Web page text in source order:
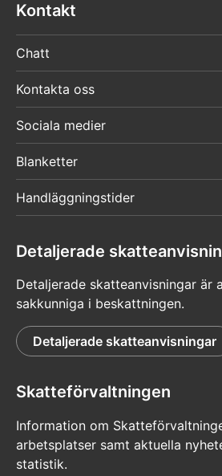
Kontakt
Chatt
Kontakta oss
Sociala medier
Blanketter
Handläggningstider
Detaljerade
Detaljerade skatteanvisningar är
sakkunniga i beskattningen.
Detaljerade skatteanvisningar
Skatteförvaltningen
Information om
arbetsplatser samt aktuella
statistik.